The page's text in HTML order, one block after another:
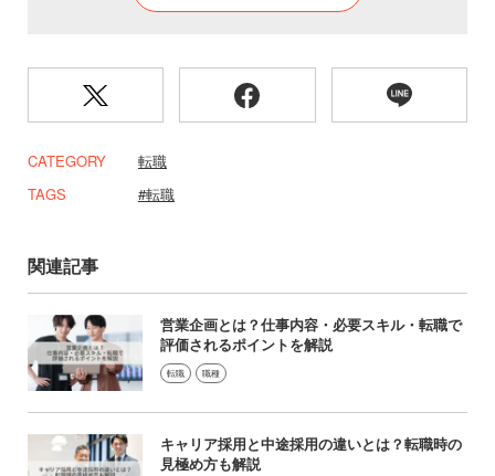
CATEGORY
転職
TAGS
転職
関連記事
営業企画とは？仕事内容・必要スキル・転職で
評価されるポイントを解説
転職 職種
キャリア採用と中途採用の違いとは？転職時の
見極め方も解説